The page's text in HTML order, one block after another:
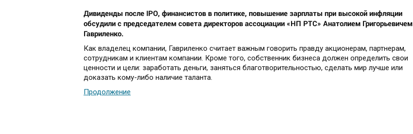
Дивиденды после IPO, финансистов в политике, повышение зарплаты при высокой инфляции
обсудили с председателем совета директоров ассоциации «НП РТС» Анатолием Григорьевичем
Гавриленко.
Как владелец компании, Гавриленко считает важным говорить правду акционерам, партнерам,
сотрудникам и клиентам компании. Кроме того, собственник бизнеса должен определить свои
ценности и цели: заработать деньги, заняться благотворительностью, сделать мир лучше или
доказать кому-либо наличие таланта.
Продолжение